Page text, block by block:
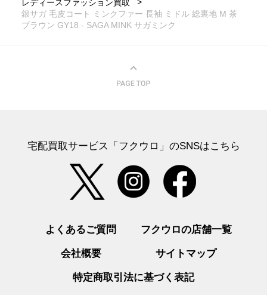
レディースファッション買取
銀サガ 毛皮コート ミンクファー 長袖 ミドル 総裏地 M 茶
ブラウン GY18 - SAGA MINK サガミンク
宅配買取サービス「フクウロ」のSNSはこちら
よくあるご質問 フクウロの店舗一覧
会社概要 サイトマップ
特定商取引法に基づく表記